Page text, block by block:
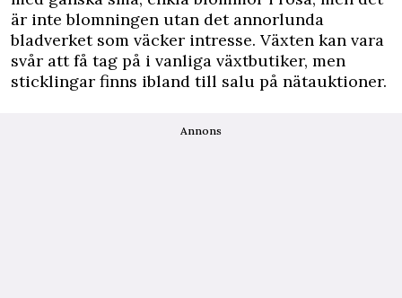
är inte blomningen utan det annorlunda
bladverket som väcker intresse. Växten kan vara
svår att få tag på i vanliga växtbutiker, men
sticklingar finns ibland till salu på nätauktioner.
Annons